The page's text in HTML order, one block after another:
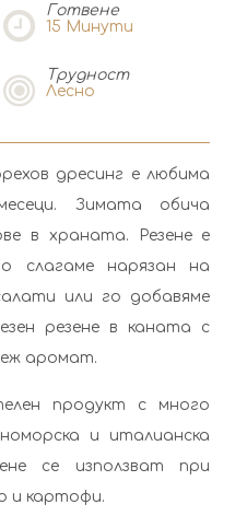
Готвене
15 Минути
Tрудност
Лесно
дресинг е любима
Зимата обича
в храната. Резене е
слагаме нарязан на
или го добавяме
резене в каната с
аромат.
продукт с много
и италианска
се използват при
и картофи.